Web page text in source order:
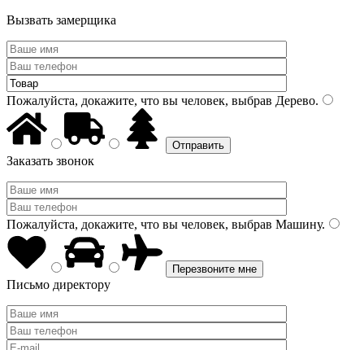
Вызвать замерщика
Пожалуйста, докажите, что вы человек, выбрав Дерево.
Заказать звонок
Пожалуйста, докажите, что вы человек, выбрав Машину.
Письмо директору